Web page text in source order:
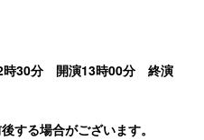
30分 開演13時00分 終演
する場合がございます。